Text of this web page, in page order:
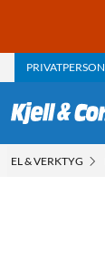
PRIVATPERSON
EL & VERKTYG